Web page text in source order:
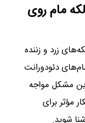
مام روی
زرد و زننده
دئودورانت
این مشکل مواجه
مؤثر برای
شوید.